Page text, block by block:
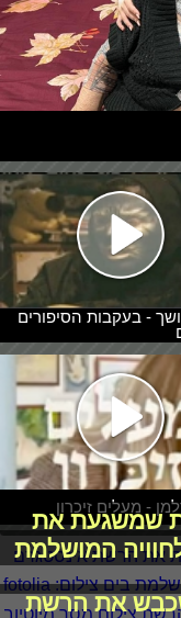
- בעקבות הסיפורים
- מעלים זיכרון
שמשגעת את
המושלמת
את הרשת